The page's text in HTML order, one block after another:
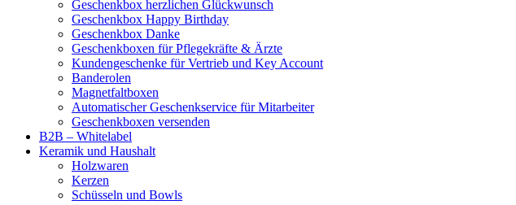
Geschenkbox herzlichen Glückwunsch
Geschenkbox Happy Birthday
Geschenkbox Danke
Geschenkboxen für Pflegekräfte & Ärzte
Kundengeschenke für Vertrieb und Key Account
Banderolen
Magnetfaltboxen
Automatischer Geschenkservice für Mitarbeiter
Geschenkboxen versenden
B2B – Whitelabel
Keramik und Haushalt
Holzwaren
Kerzen
Schüsseln und Bowls